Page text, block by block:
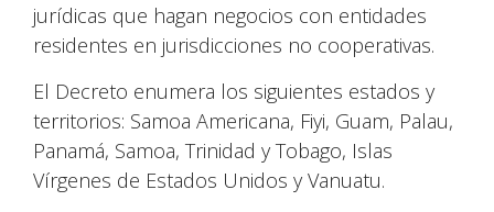
jurídicas que hagan negocios con entidades
residentes en jurisdicciones no cooperativas.
El Decreto enumera los siguientes estados y
territorios: Samoa Americana, Fiyi, Guam, Palau,
Panamá, Samoa, Trinidad y Tobago, Islas
Vírgenes de Estados Unidos y Vanuatu.